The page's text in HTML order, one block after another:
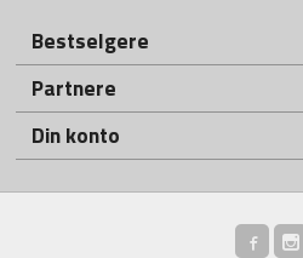
Bestselgere
Partnere
Din konto